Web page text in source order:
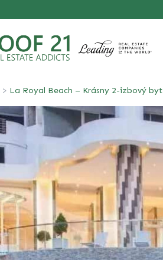
> La Royal Beach – Krásny 2-izbový byt